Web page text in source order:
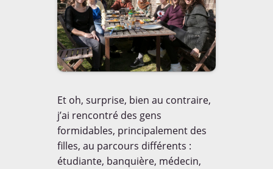
Et oh, surprise, bien au contraire,
j’ai rencontré des gens
formidables, principalement des
filles, au parcours différents :
étudiante, banquière, médecin,